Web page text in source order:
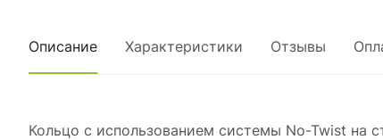
Описание Характеристики Отзывы
Кольцо с использованием системы No-Twist на